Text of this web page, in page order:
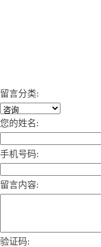
留言分类:
您的姓名:
手机号码:
留言内容:
验证码: